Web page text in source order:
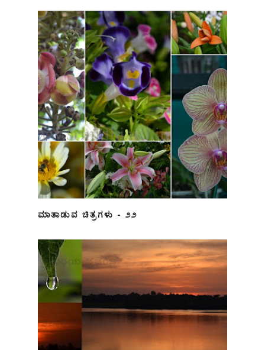
ಮಾತಾಡುವ ಚಿತ್ರಗಳು - ೨೨